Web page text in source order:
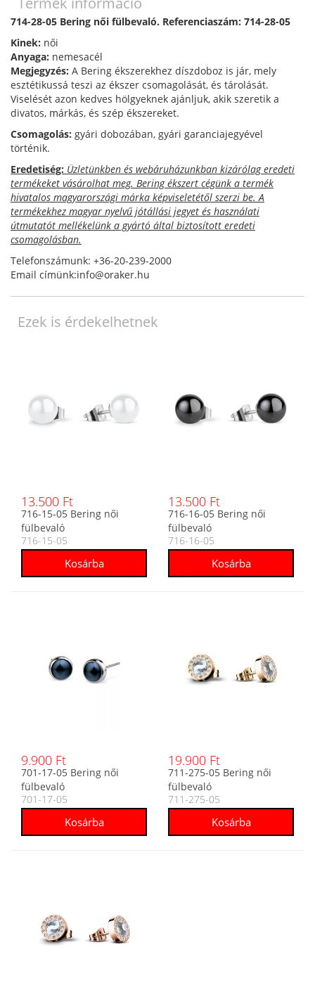
714-28-05 Bering női fülbevaló. Referenciaszám: 714-28-05
Kinek: női
Anyaga: nemesacél
Megjegyzés: A Bering ékszerekhez díszdoboz is jár, mely
esztétikussá teszi az ékszer csomagolását, és tárolását.
Viselését azon kedves hölgyeknek ajánljuk, akik szeretik a
divatos, márkás, és szép ékszereket.
Csomagolás: gyári dobozában, gyári garanciajegyével
történik.
Eredetiség: Üzletünkben és webáruházunkban kizárólag eredeti
termékeket vásárolhat meg. Bering ékszert cégünk a termék
hivatalos magyarországi márka képviseletétől szerzi be. A
termékekhez magyar nyelvű jótállási jegyet és használati
útmutatót mellékelünk a gyártó által biztosított eredeti
csomagolásban.
Telefonszámunk: +36-20-239-2000
Email címünk:info@oraker.hu
Ezek is érdekelhetnek
13.500 Ft
716-15-05 Bering női
fülbevaló
716-15-05
13.500 Ft
716-16-05 Bering női
fülbevaló
716-16-05
9.900 Ft
701-17-05 Bering női
fülbevaló
701-17-05
19.900 Ft
711-275-05 Bering női
fülbevaló
711-275-05